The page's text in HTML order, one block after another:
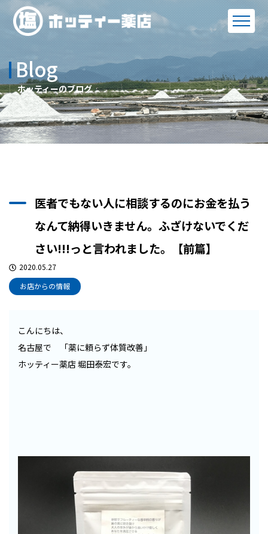
Blog
ホッティーのブログ
医者でもない人に相談するのにお金を払う
なんて納得いきません。ふざけないでくだ
さい!!!っと言われました。【前篇】
2020.05.27
お店からの情報
こんにちは、
名古屋で 「薬に頼らず体質改善」
ホッティー薬店 堀田泰宏です。